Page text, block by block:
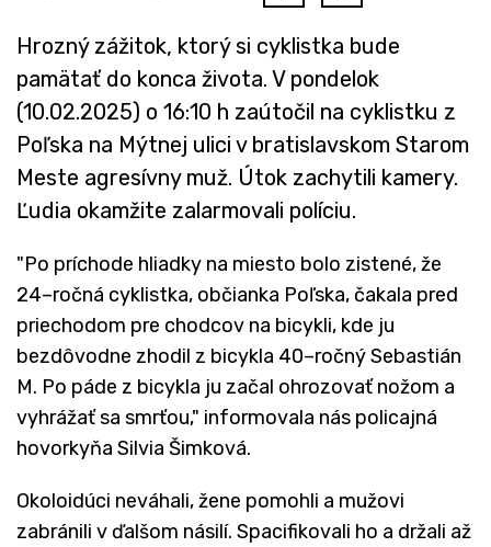
Hrozný zážitok, ktorý si cyklistka bude
pamätať do konca života. V pondelok
(10.02.2025) o 16:10 h zaútočil na cyklistku z
Poľska na Mýtnej ulici v bratislavskom Starom
Meste agresívny muž. Útok zachytili kamery.
Ľudia okamžite zalarmovali políciu.
"Po príchode hliadky na miesto bolo zistené, že
24–ročná cyklistka, občianka Poľska, čakala pred
priechodom pre chodcov na bicykli, kde ju
bezdôvodne zhodil z bicykla 40–ročný Sebastián
M. Po páde z bicykla ju začal ohrozovať nožom a
vyhrážať sa smrťou," informovala nás policajná
hovorkyňa Silvia Šimková.
Okoloidúci neváhali, žene pomohli a mužovi
zabránili v ďalšom násilí. Spacifikovali ho a držali až